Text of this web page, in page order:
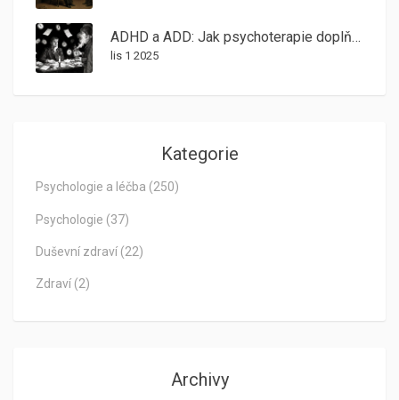
ADHD a ADD: Jak psychoterapie doplňuje medikaci při léčbě poruch pozornosti
lis 1 2025
Kategorie
Psychologie a léčba (250)
Psychologie (37)
Duševní zdraví (22)
Zdraví (2)
Archivy